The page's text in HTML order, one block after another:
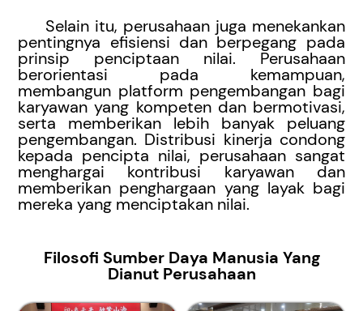
Selain itu, perusahaan juga menekankan
pentingnya efisiensi dan berpegang pada
prinsip penciptaan nilai. Perusahaan
berorientasi pada kemampuan,
membangun platform pengembangan bagi
karyawan yang kompeten dan bermotivasi,
serta memberikan lebih banyak peluang
pengembangan. Distribusi kinerja condong
kepada pencipta nilai, perusahaan sangat
menghargai kontribusi karyawan dan
memberikan penghargaan yang layak bagi
mereka yang menciptakan nilai.
Filosofi Sumber Daya Manusia Yang
Dianut Perusahaan